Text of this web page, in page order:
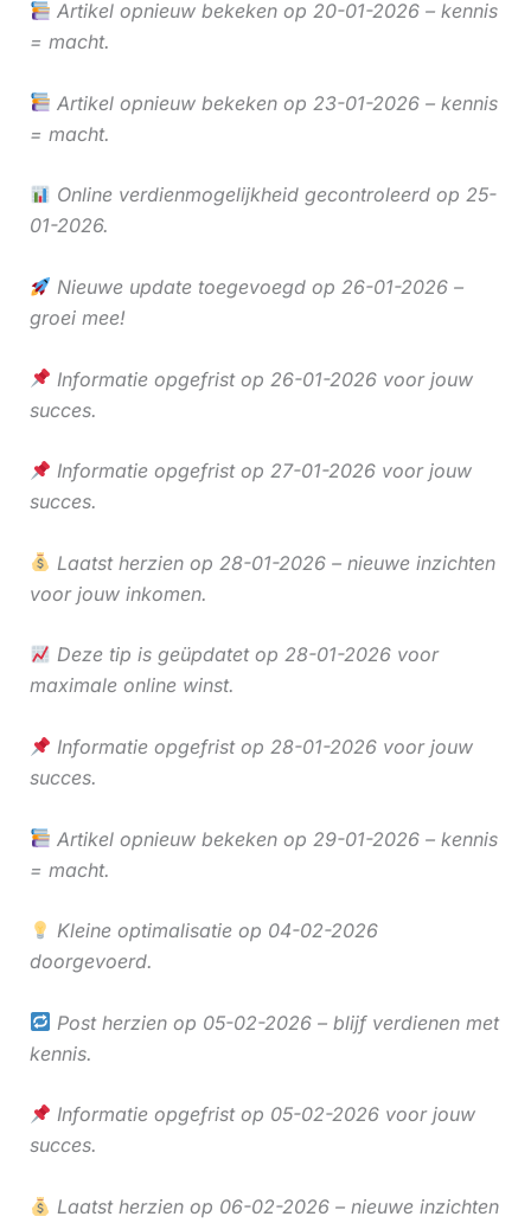
Artikel opnieuw bekeken op 20-01-2026 – kennis
= macht.
Artikel opnieuw bekeken op 23-01-2026 – kennis
= macht.
Online verdienmogelijkheid gecontroleerd op 25-
01-2026.
Nieuwe update toegevoegd op 26-01-2026 –
groei mee!
Informatie opgefrist op 26-01-2026 voor jouw
succes.
Informatie opgefrist op 27-01-2026 voor jouw
succes.
Laatst herzien op 28-01-2026 – nieuwe inzichten
voor jouw inkomen.
Deze tip is geüpdatet op 28-01-2026 voor
maximale online winst.
Informatie opgefrist op 28-01-2026 voor jouw
succes.
Artikel opnieuw bekeken op 29-01-2026 – kennis
= macht.
Kleine optimalisatie op 04-02-2026
doorgevoerd.
Post herzien op 05-02-2026 – blijf verdienen met
kennis.
Informatie opgefrist op 05-02-2026 voor jouw
succes.
Laatst herzien op 06-02-2026 – nieuwe inzichten